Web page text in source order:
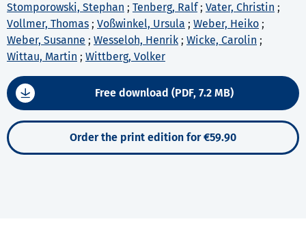
Stomporowski, Stephan ; Tenberg, Ralf; Vater, Christin ;
Vollmer, Thomas ; Voßwinkel, Ursula ; Weber, Heiko ;
Weber, Susanne ; Wesseloh, Henrik ; Wicke, Carolin ;
Wittau, Martin ; Wittberg, Volker
Free download (PDF, 7.2 MB)
Order the print edition for €59.90